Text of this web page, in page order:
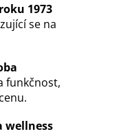
1973
se na
funkčnost,
wellness